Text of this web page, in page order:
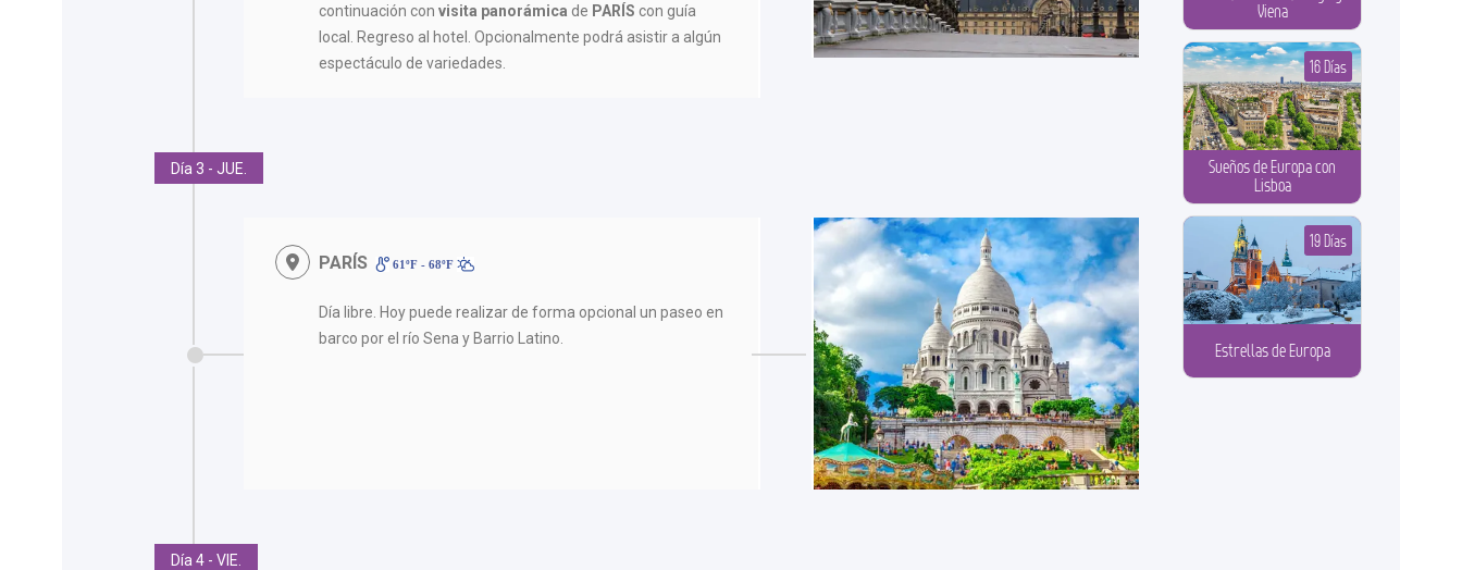
continuación convisita panorámica de PARÍS con guía
local. Regreso al hotel. Opcionalmente podrá asistir a algún
espectáculo de variedades.
Día 3 - JUE.
PARÍS 61ºF - 68ºF
Día libre. Hoy puede realizar de forma opcional un paseo en
barco por el río Sena y Barrio Latino.
Día 4 - VIE.
Viena
Sueños de Europa con
Lisboa
16 Días
Estrellas de Europa
19 Días